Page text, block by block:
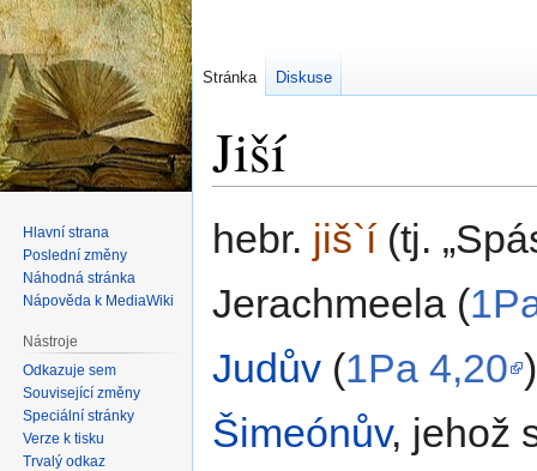
Jiší
Skočit
na
Skočit
nahebr. jiš`í(tj.
Jerachmeela (
Judův (1Pa 4,20
Šimeónův, jehož
Stránka Diskuse
Hlavní strana
Poslední změny
Náhodná stránka
Nápověda k MediaWiki
Nástroje
Odkazuje sem
Související změny
Speciální stránky
Verze k tisku
Trvalý odkaz